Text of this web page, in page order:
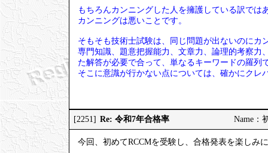
もちろんカンニングした人を擁護している訳では
カンニングは悪いことです。
そもそも技術士試験は、同じ問題が出ないのにカ
専門知識、題意把握能力、文章力、論理的考察力
た解答が必要で合って、単なるキーワードの羅列
そこに意識が行かない点については、確かにクレ
[2251] Re: 令和7年合格率 Name：
今回、初めてRCCMを受験し、合格発表を楽しみ